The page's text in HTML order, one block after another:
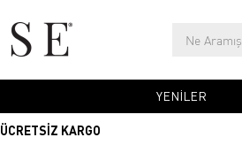
YENİLER
ÜCRETSİZ KARGO